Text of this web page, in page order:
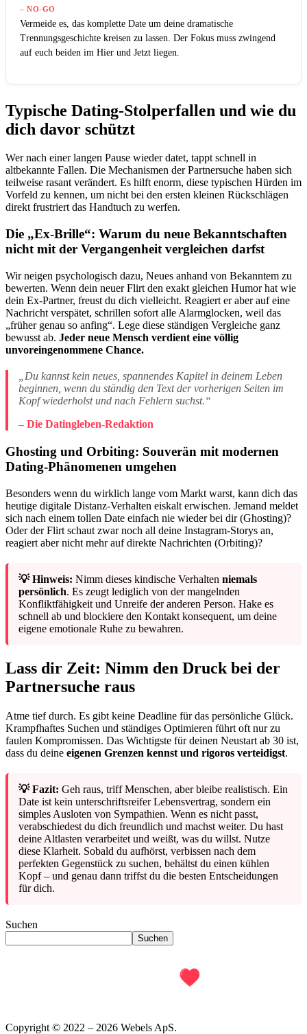
– NO-GO
Vermeide es, das komplette Date um deine dramatische
Trennungsgeschichte kreisen zu lassen. Der Fokus muss zwingend
auf euch beiden im Hier und Jetzt liegen.
Typische Dating-Stolperfallen und wie du
dich davor schützt
Wer nach einer langen Pause wieder datet, tappt schnell in
altbekannte Fallen. Die Mechanismen der Partnersuche haben sich
teilweise rasant verändert. Es hilft enorm, diese typischen Hürden im
Vorfeld zu kennen, um nicht bei den ersten kleinen Rückschlägen
direkt frustriert das Handtuch zu werfen.
Die „Ex-Brille“: Warum du neue Bekanntschaften
nicht mit der Vergangenheit vergleichen darfst
Wir neigen psychologisch dazu, Neues anhand von Bekanntem zu
bewerten. Wenn dein neuer Flirt den exakt gleichen Humor hat wie
dein Ex-Partner, freust du dich vielleicht. Reagiert er aber auf eine
Nachricht verspätet, schrillen sofort alle Alarmglocken, weil das
„früher genau so anfing“. Lege diese ständigen Vergleiche ganz
bewusst ab. Jeder neue Mensch verdient eine völlig
unvoreingenommene Chance.
„Du kannst kein neues, spannendes Kapitel in deinem Leben
beginnen, wenn du ständig den Text der vorherigen Seiten im
Kopf wiederholst und nach Fehlern suchst.“
– Die Datingleben-Redaktion
Ghosting und Orbiting: Souverän mit modernen
Dating-Phänomenen umgehen
Besonders wenn du wirklich lange vom Markt warst, kann dich das
heutige digitale Distanz-Verhalten eiskalt erwischen. Jemand meldet
sich nach einem tollen Date einfach nie wieder bei dir (Ghosting)?
Oder der Flirt schaut zwar noch all deine Instagram-Storys an,
reagiert aber nicht mehr auf direkte Nachrichten (Orbiting)?
💡 Hinweis: Nimm dieses kindische Verhalten niemals
persönlich. Es zeugt lediglich von der mangelnden
Konfliktfähigkeit und Unreife der anderen Person. Hake es
schnell ab und blockiere den Kontakt konsequent, um deine
eigene emotionale Ruhe zu bewahren.
Lass dir Zeit: Nimm den Druck bei der
Partnersuche raus
Atme tief durch. Es gibt keine Deadline für das persönliche Glück.
Krampfhaftes Suchen und ständiges Optimieren führt oft nur zu
faulen Kompromissen. Das Wichtigste für deinen Neustart ab 30 ist,
dass du deine eigenen Grenzen kennst und rigoros verteidigst.
💡 Fazit: Geh raus, triff Menschen, aber bleibe realistisch. Ein
Date ist kein unterschriftsreifer Lebensvertrag, sondern ein
simples Ausloten von Sympathien. Wenn es nicht passt,
verabschiedest du dich freundlich und machst weiter. Du hast
deine Altlasten verarbeitet und weißt, was du willst. Nutze
diese Klarheit. Sobald du aufhörst, verbissen nach dem
perfekten Gegenstück zu suchen, behältst du einen kühlen
Kopf – und genau dann triffst du die besten Entscheidungen
für dich.
Suchen
Suchen
Copyright © 2022 – 2026 Webels ApS.